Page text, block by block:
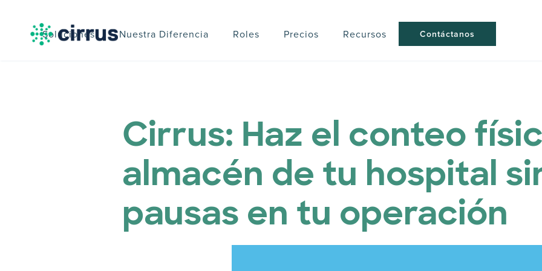
Soluciones Nuestra Diferencia Roles Precios Recursos Contáctanos
Cirrus: Haz el conteo
almacén de tu hospital
pausas en tu operación